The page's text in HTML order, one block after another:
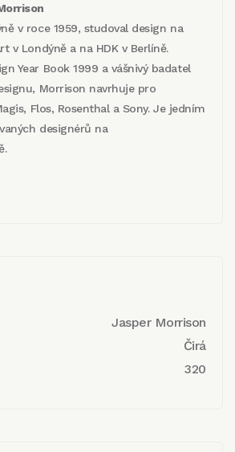
v roce 1959, studoval design na
v Londýně a na HDK v Berlíně.
Year Book 1999 a vášnivý badatel
Morrison navrhuje pro
Flos, Rosenthal a Sony. Je jedním
designérů na
Jasper Morrison
Čirá
320